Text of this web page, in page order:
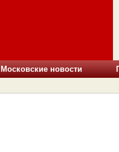
Московские новости